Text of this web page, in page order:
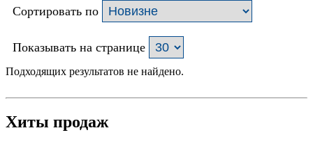
Сортировать по
Показывать на странице
Подходящих результатов не найдено.
Хиты продаж